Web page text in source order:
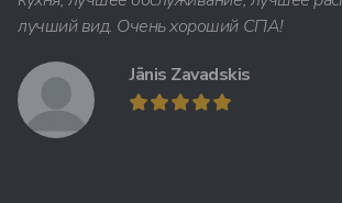
лучший вид. Очень хороший СПА!
Jānis Zavadskis